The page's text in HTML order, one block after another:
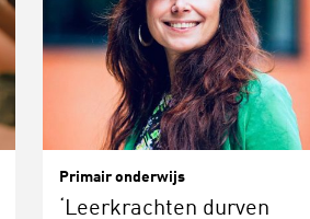
Primair onderwijs
‘Leerkrachten durven